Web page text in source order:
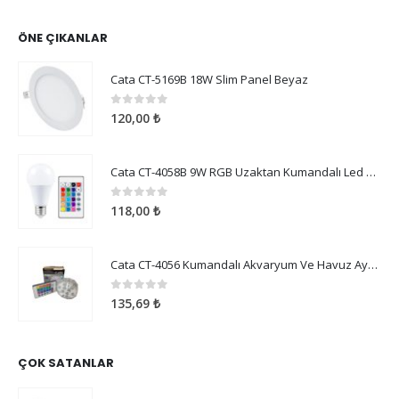
ÖNE ÇIKANLAR
Cata CT-5169B 18W Slim Panel Beyaz
05 üzerinden
120,00 ₺
Cata CT-4058B 9W RGB Uzaktan Kumandalı Led Ampul Beyaz Işık
0 5 üzerinden
118,00 ₺
Cata CT-4056 Kumandalı Akvaryum Ve Havuz Aydınlatma
05 üzerinden
135,69 ₺
ÇOK SATANLAR